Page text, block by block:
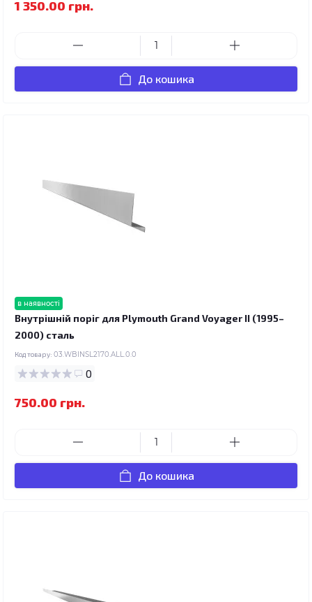
1 350.00 грн.
До кошика
в наявності
Внутрішній поріг для Plymouth Grand Voyager II (1995–
2000) сталь
Код товару: 03.WBINSL2170.ALL.0.0
0
750.00 грн.
До кошика